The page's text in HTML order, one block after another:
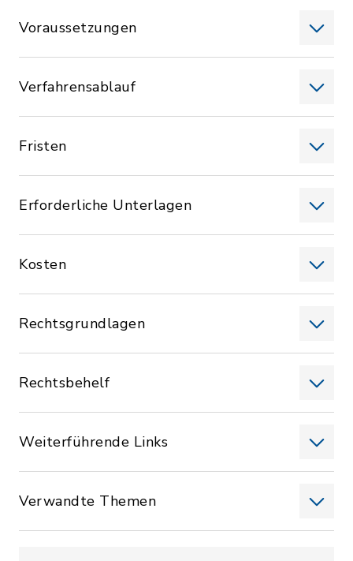
Voraussetzungen
Verfahrensablauf
Fristen
Erforderliche Unterlagen
Kosten
Rechtsgrundlagen
Rechtsbehelf
Weiterführende Links
Verwandte Themen